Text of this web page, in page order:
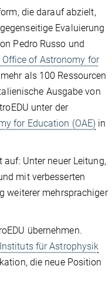
die darauf abzielt,
Evaluierung
Pedro Russo und
Office of Astronomy for
als 100 Ressourcen
Ausgabe von
unter der
for Education (OAE) in
Unter neuer Leitung,
mit verbesserten
weiterer mehrsprachiger
übernehmen.
für Astrophysik
die neue Position